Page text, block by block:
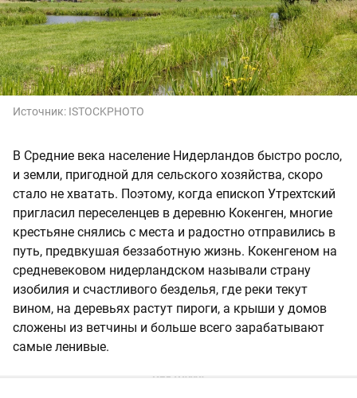
Источник: ISTOCKPHOTO
В Средние века население Нидерландов быстро росло,
и земли, пригодной для сельского хозяйства, скоро
стало не хватать. Поэтому, когда епископ Утрехтский
пригласил переселенцев в деревню Кокенген, многие
крестьяне снялись с места и радостно отправились в
путь, предвкушая беззаботную жизнь. Кокенгеном на
средневековом нидерландском называли страну
изобилия и счастливого безделья, где реки текут
вином, на деревьях растут пироги, а крыши у домов
сложены из ветчины и больше всего зарабатывают
самые ленивые.